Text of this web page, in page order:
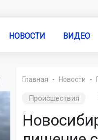
НОВОСТИ ВИДЕО
Главная Новости
Происшествия